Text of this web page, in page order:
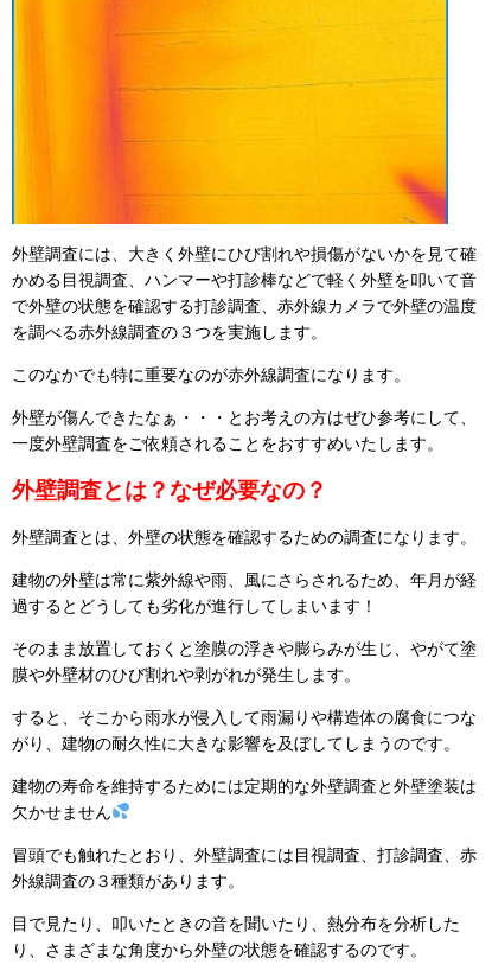
外壁調査には、大きく外壁にひび割れや損傷がないかを見て確
かめる目視調査、ハンマーや打診棒などで軽く外壁を叩いて音
で外壁の状態を確認する打診調査、赤外線カメラで外壁の温度
を調べる赤外線調査の３つを実施します。
このなかでも特に重要なのが赤外線調査になります。
外壁が傷んできたなぁ・・・とお考えの方はぜひ参考にして、
一度外壁調査をご依頼されることをおすすめいたします。
外壁調査とは？なぜ必要なの？
外壁調査とは、外壁の状態を確認するための調査になります。
建物の外壁は常に紫外線や雨、風にさらされるため、年月が経
過するとどうしても劣化が進行してしまいます！
そのまま放置しておくと塗膜の浮きや膨らみが生じ、やがて塗
膜や外壁材のひび割れや剥がれが発生します。
すると、そこから雨水が侵入して雨漏りや構造体の腐食につな
がり、建物の耐久性に大きな影響を及ぼしてしまうのです。
建物の寿命を維持するためには定期的な外壁調査と外壁塗装は
欠かせません
冒頭でも触れたとおり、外壁調査には目視調査、打診調査、赤
外線調査の３種類があります。
目で見たり、叩いたときの音を聞いたり、熱分布を分析した
り、さまざまな角度から外壁の状態を確認するのです。